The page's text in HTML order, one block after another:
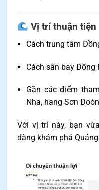
Vị trí thuận tiện
Cách trung tâm
Cách sân bay Đồng
Gần các điểm
Nha, hang Sơn
Với vị trí này, bạn
dàng khám phá